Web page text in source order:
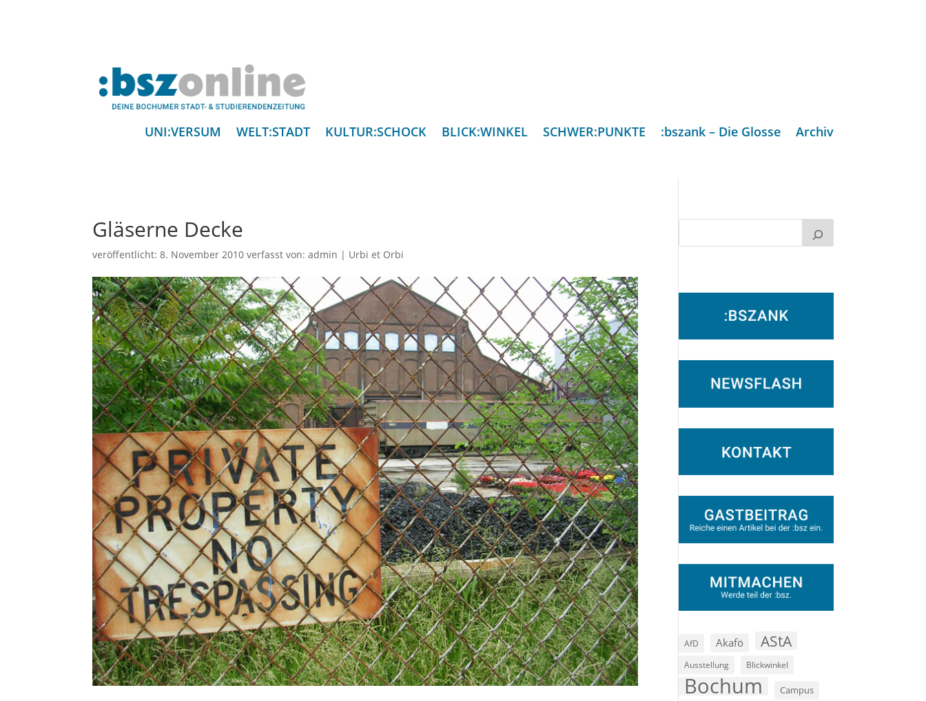
UNI:VERSUM WELT:STADT KULTUR:SCHOCK BLICK:WINKEL SCHWER:PUNKTE :bszank – Die Glosse Archiv
Gläserne Decke
veröffentlicht:8. November 2010 verfasst von:admin | Urbi et Orbi
AfD Akafö AStA
Ausstellung Blickwinkel
Bochum Campus